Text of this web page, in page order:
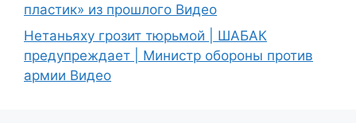
пластик» из прошлого Видео
Нетаньяху грозит тюрьмой | ШАБАК
предупреждает | Министр обороны против
армии Видео